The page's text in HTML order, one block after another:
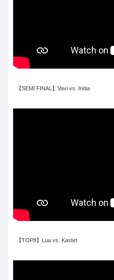
【SEMI FINAL】Vavi vs. India
【TOP8】Lua vs. Kastet